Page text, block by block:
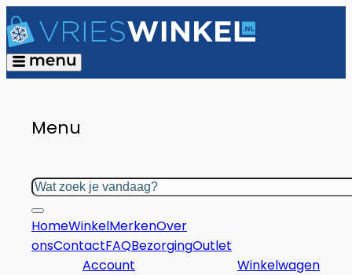
Menu
Zoeken
HomeWinkelMerkenOver
onsContactFAQBezorgingOutlet
Account
Winkelwagen